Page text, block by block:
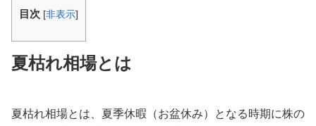
目次 [非表示]
夏枯れ相場とは
夏枯れ相場とは、夏季休暇（お盆休み）となる時期に株の